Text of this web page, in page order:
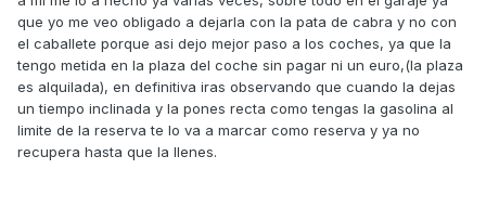
que yo me veo obligado a dejarla con la pata de cabra y no con
el caballete porque asi dejo mejor paso a los coches, ya que la
tengo metida en la plaza del coche sin pagar ni un euro,(la plaza
es alquilada), en definitiva iras observando que cuando la dejas
un tiempo inclinada y la pones recta como tengas la gasolina al
limite de la reserva te lo va a marcar como reserva y ya no
recupera hasta que la llenes.